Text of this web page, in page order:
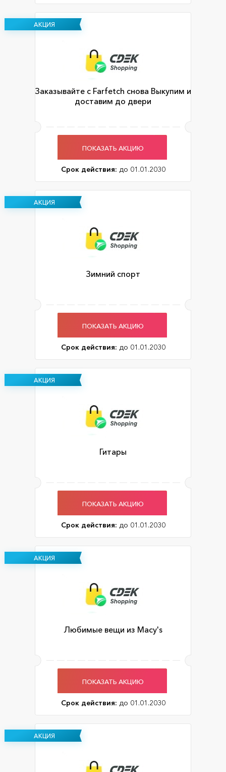
АКЦИЯ
Заказывайте с Farfetch снова Выкупим и
доставим до двери
ПОКАЗАТЬ АКЦИЮ
Срок действия: до 01.01.2030
АКЦИЯ
Зимний спорт
ПОКАЗАТЬ АКЦИЮ
Срок действия: до 01.01.2030
АКЦИЯ
Гитары
ПОКАЗАТЬ АКЦИЮ
Срок действия: до 01.01.2030
АКЦИЯ
Любимые вещи из Macy's
ПОКАЗАТЬ АКЦИЮ
Срок действия: до 01.01.2030
АКЦИЯ